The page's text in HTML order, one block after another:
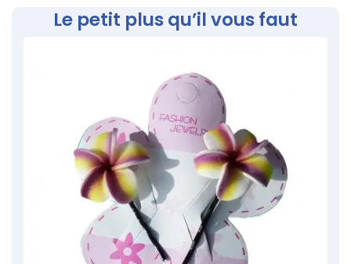
Le petit plus qu’il vous faut